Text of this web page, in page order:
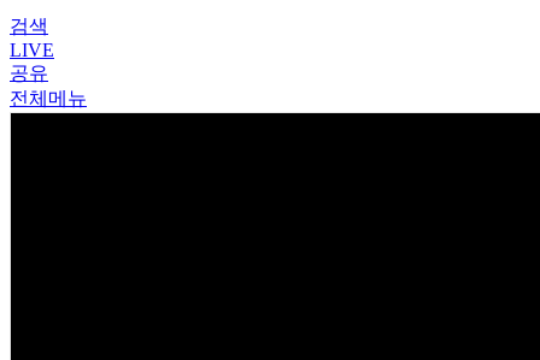
검색
LIVE
공유
전체메뉴